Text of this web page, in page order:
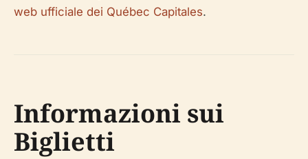
web ufficiale dei Québec Capitales.
Informazioni sui
Biglietti